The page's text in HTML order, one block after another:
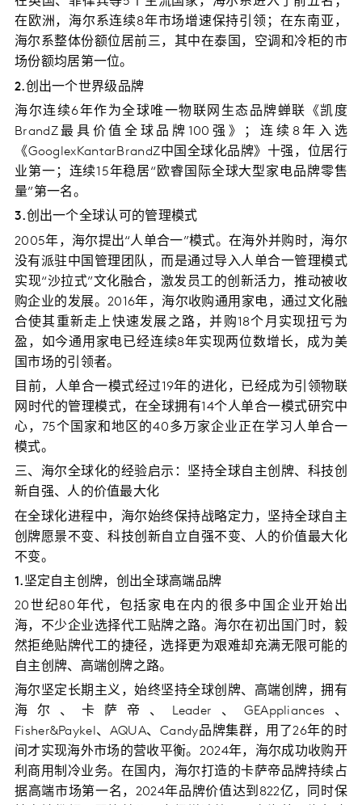
在欧洲，海尔系连续8年市场增速保持引领；在东南亚，
海尔系整体份额位居前三，其中在泰国，空调和冷柜的市
场份额均居第一位。
2.创出一个世界级品牌
海尔连续6年作为全球唯一物联网生态品牌蝉联《凯度
BrandZ最具价值全球品牌100强》；连续8年入选
《GooglexKantarBrandZ中国全球化品牌》十强，位居行
业第一；连续15年稳居“欧睿国际全球大型家电品牌零售
量”第一名。
3.创出一个全球认可的管理模式
2005年，海尔提出“人单合一”模式。在海外并购时，海尔
没有派驻中国管理团队，而是通过导入人单合一管理模式
实现“沙拉式”文化融合，激发员工的创新活力，推动被收
购企业的发展。2016年，海尔收购通用家电，通过文化融
合使其重新走上快速发展之路，并购18个月实现扭亏为
盈，如今通用家电已经连续8年实现两位数增长，成为美
国市场的引领者。
目前，人单合一模式经过19年的进化，已经成为引领物联
网时代的管理模式，在全球拥有14个人单合一模式研究中
心，75个国家和地区的40多万家企业正在学习人单合一
模式。
三、海尔全球化的经验启示：坚持全球自主创牌、科技创
新自强、人的价值最大化
在全球化进程中，海尔始终保持战略定力，坚持全球自主
创牌愿景不变、科技创新自立自强不变、人的价值最大化
不变。
1.坚定自主创牌，创出全球高端品牌
20世纪80年代，包括家电在内的很多中国企业开始出
海，不少企业选择代工贴牌之路。海尔在初出国门时，毅
然拒绝贴牌代工的捷径，选择更为艰难却充满无限可能的
自主创牌、高端创牌之路。
海尔坚定长期主义，始终坚持全球创牌、高端创牌，拥有
海尔、卡萨帝、Leader、GEAppliances、
Fisher&Paykel、AQUA、Candy品牌集群，用了26年的时
间才实现海外市场的营收平衡。2024年，海尔成功收购开
利商用制冷业务。在国内，海尔打造的卡萨帝品牌持续占
据高端市场第一名，2024年品牌价值达到822亿，同时保